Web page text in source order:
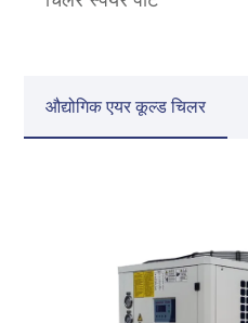
औद्योगिक एयर कूल्ड चिलर